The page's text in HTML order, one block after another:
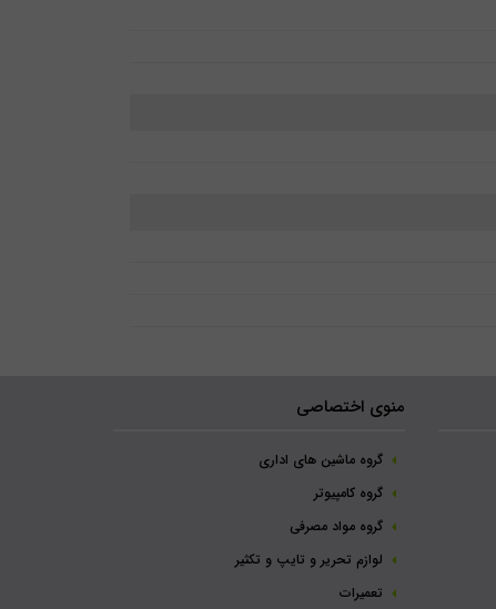
منوی اختصاصی
گروه ماشین های اداری
گروه کامپیوتر
گروه مواد مصرفی
لوازم تحریر و تایپ و تکثیر
تعمیرات